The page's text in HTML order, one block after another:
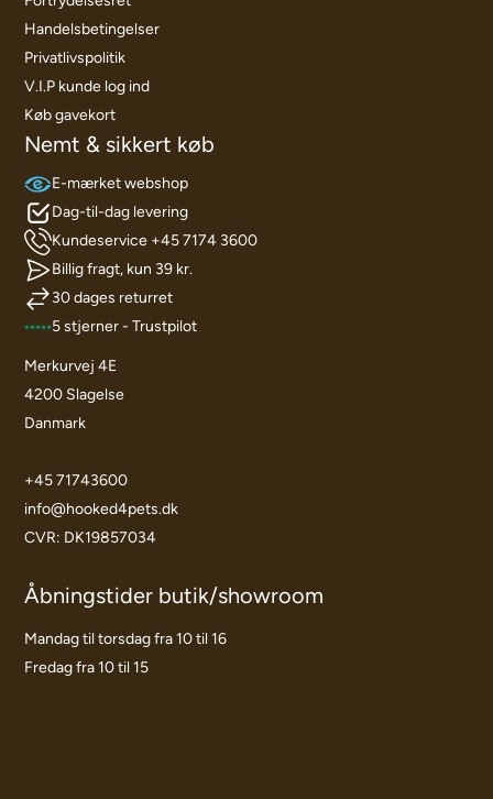
Handelsbetingelser
Privatlivspolitik
V.I.P kunde log ind
Køb gavekort
Nemt & sikkert køb
E-mærket webshop
Dag-til-dag levering
Kundeservice +45 7174 3600
Billig fragt, kun 39 kr.
30 dages returret
5 stjerner - Trustpilot
Merkurvej 4E
4200 Slagelse
Danmark
+45 71743600
info@hooked4pets.dk
CVR: DK19857034
Åbningstider butik/showroom
Mandag til torsdag fra 10 til 16
Fredag fra 10 til 15